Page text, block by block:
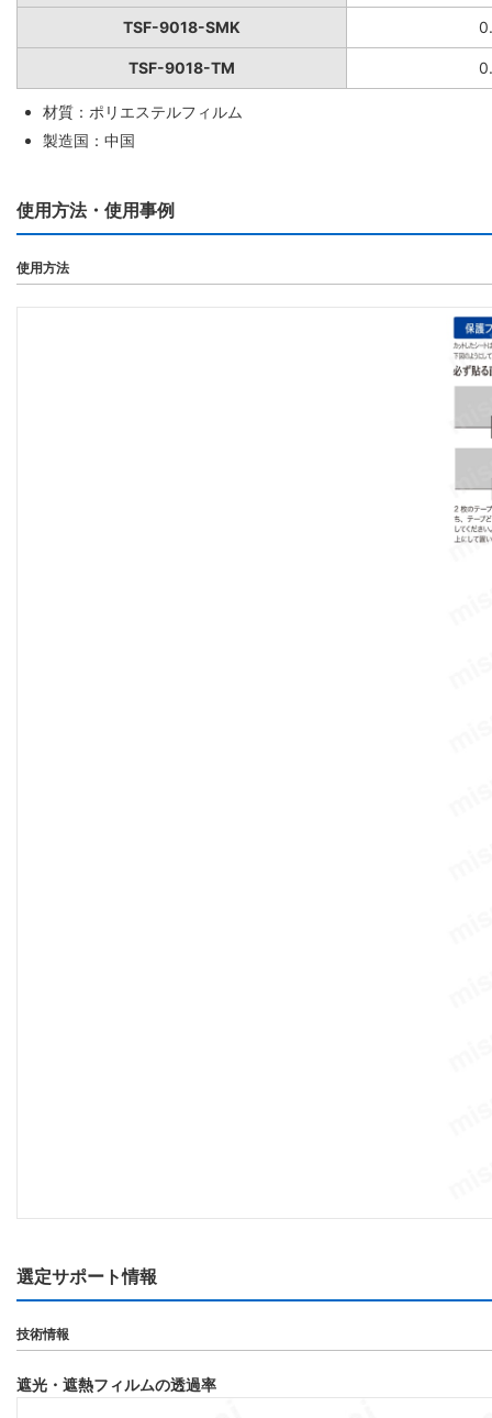
TSF-9018-SMK
TSF-9018-TM
材質：ポリエステルフィルム
製造国：中国
使用方法・使用事例
使用方法
選定サポート情報
技術情報
遮光・遮熱フィルムの透過率